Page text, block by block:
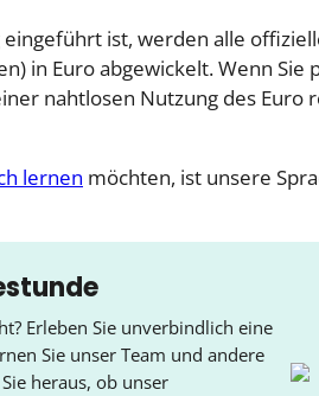
ist, werden alle
in Euro abgewickelt. Wenn Sie
nahtlosen Nutzung des Euro
lernen möchten, ist unsere
Erleben Sie unverbindlich eine
Sie unser Team und andere
heraus, ob unser